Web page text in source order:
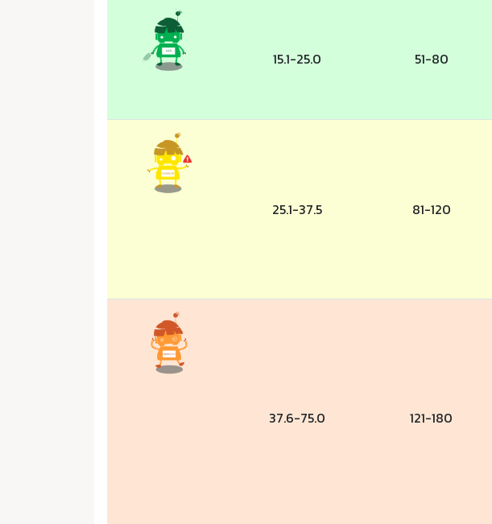
15.1-25.0 51-80
25.1-37.5 81-120
37.6-75.0 121-180